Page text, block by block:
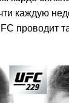
каждую
проводит